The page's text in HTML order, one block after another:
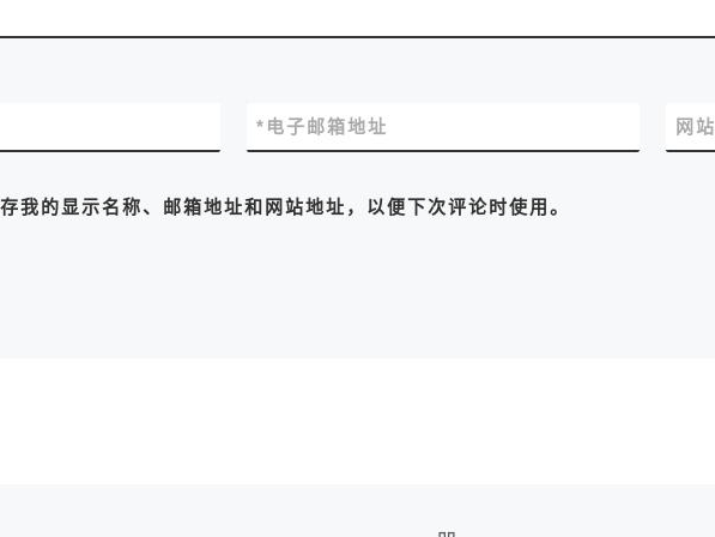
电子邮箱地址
* 网
我的显示名称、邮箱地址和网站地址，以便下次评论时使用。